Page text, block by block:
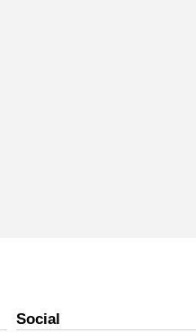
Social